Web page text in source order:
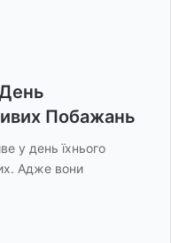
Побажань
у день їхнього
Адже вони